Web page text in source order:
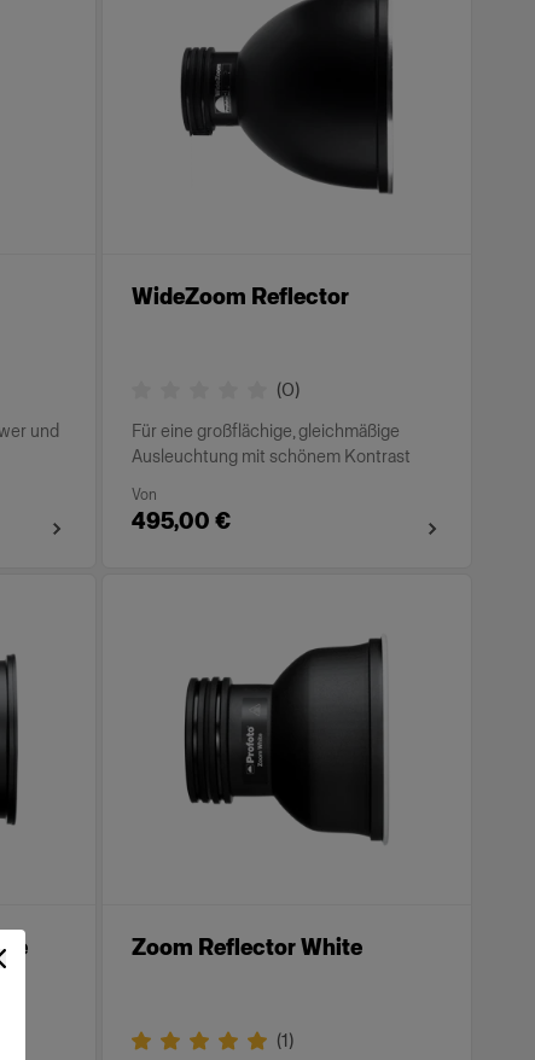
und
WideZoom Reflector
(0)
Für eine großflächige, gleichmäßige
Ausleuchtung mit schönem Kontrast
Von
495,00 €
Zoom Reflector White
(1)